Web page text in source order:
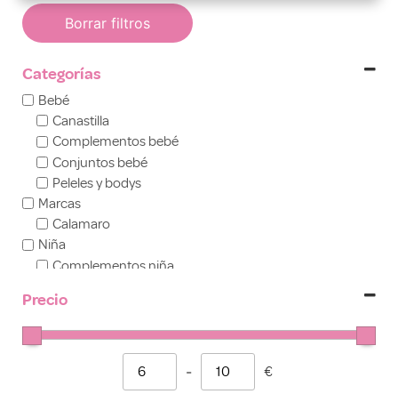
Borrar filtros
Categorías
Bebé
Canastilla
Complementos bebé
Conjuntos bebé
Peleles y bodys
Marcas
Calamaro
Niña
Complementos niña
Outlet
Precio
Minimum Price
- Maximum Price
€